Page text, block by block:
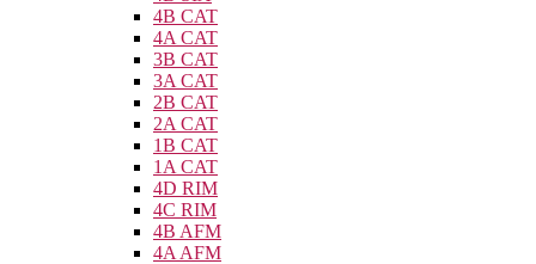
4B CAT
4A CAT
3B CAT
3A CAT
2B CAT
2A CAT
1B CAT
1A CAT
4D RIM
4C RIM
4B AFM
4A AFM